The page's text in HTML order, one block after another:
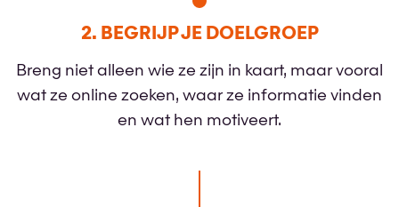
2. BEGRIJP JE DOELGROEP
Breng niet alleen wie ze zijn in kaart, maar vooral
wat ze online zoeken, waar ze informatie vinden
en wat hen motiveert.